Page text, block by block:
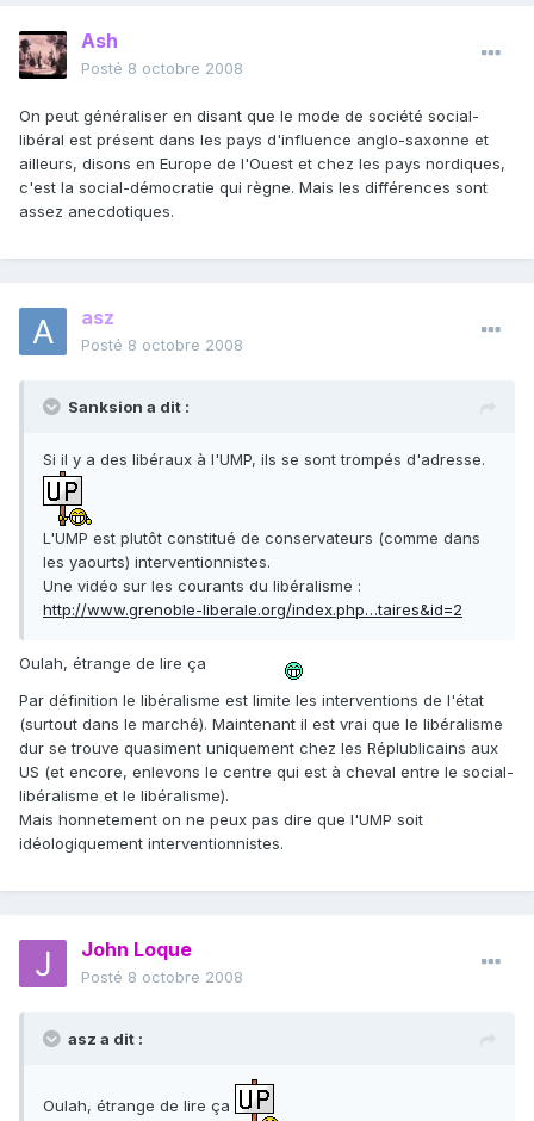
Ash
Posté 8 octobre 2008
On peut généraliser en disant que le mode de société social-
libéral est présent dans les pays d'influence anglo-saxonne et
ailleurs, disons en Europe de l'Ouest et chez les pays nordiques,
c'est la social-démocratie qui règne. Mais les différences sont
assez anecdotiques.
asz
Posté 8 octobre 2008
Sanksion a dit :
Si il y a des libéraux à l'UMP, ils se sont trompés d'adresse.
L'UMP est plutôt constitué de conservateurs (comme dans
les yaourts) interventionnistes.
Une vidéo sur les courants du libéralisme :
http://www.grenoble-liberale.org/index.php…taires&id=2
Oulah, étrange de lire ça
Par définition le libéralisme est limite les interventions de l'état
(surtout dans le marché). Maintenant il est vrai que le libéralisme
dur se trouve quasiment uniquement chez les Réplublicains aux
US (et encore, enlevons le centre qui est à cheval entre le social-
libéralisme et le libéralisme).
Mais honnetement on ne peux pas dire que l'UMP soit
idéologiquement interventionnistes.
John Loque
Posté 8 octobre 2008
asz a dit :
Oulah, étrange de lire ça